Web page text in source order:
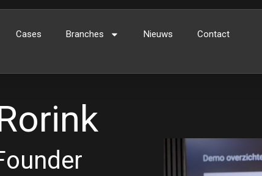
Cases Branches Nieuws Contact